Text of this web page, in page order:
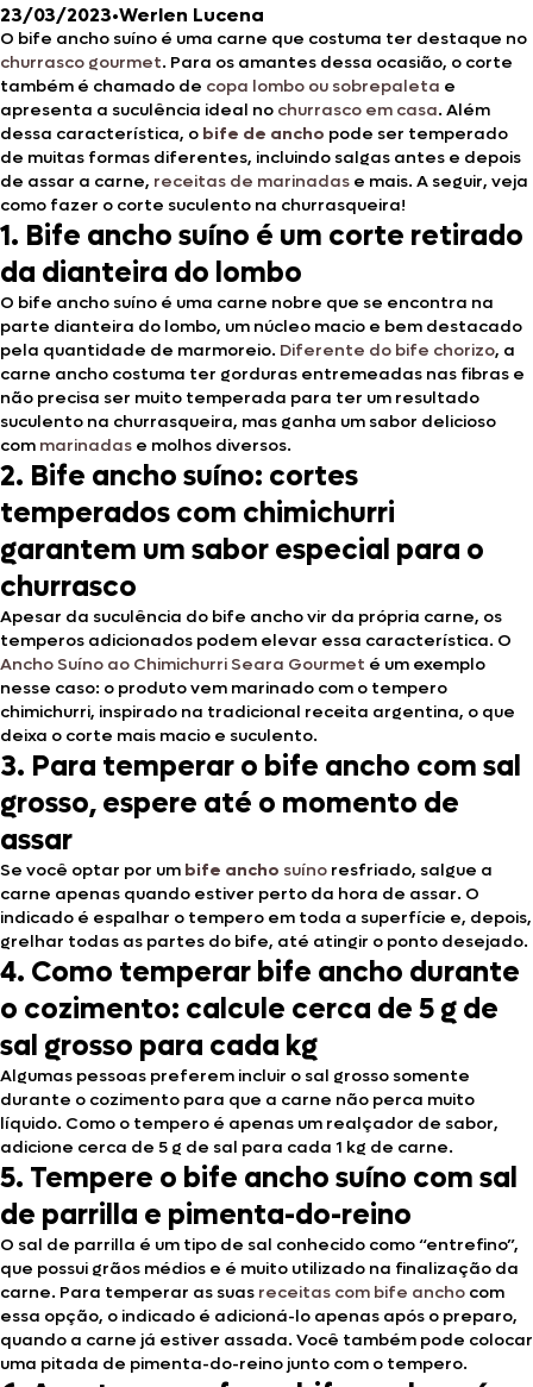
23/03/2023•Werlen Lucena
O bife ancho suíno é uma carne que costuma ter destaque no
churrasco gourmet. Para os amantes dessa ocasião, o corte
também é chamado de copa lombo ou sobrepaleta e
apresenta a suculência ideal no churrasco em casa. Além
dessa característica, o bife de ancho pode ser temperado
de muitas formas diferentes, incluindo salgas antes e depois
de assar a carne, receitas de marinadas e mais. A seguir, veja
como fazer o corte suculento na churrasqueira!
1. Bife ancho suíno é um corte retirado
da dianteira do lombo
O bife ancho suíno é uma carne nobre que se encontra na
parte dianteira do lombo, um núcleo macio e bem destacado
pela quantidade de marmoreio. Diferente do bife chorizo, a
carne ancho costuma ter gorduras entremeadas nas fibras e
não precisa ser muito temperada para ter um resultado
suculento na churrasqueira, mas ganha um sabor delicioso
com marinadas e molhos diversos.
2. Bife ancho suíno: cortes
temperados com chimichurri
garantem um sabor especial para o
churrasco
Apesar da suculência do bife ancho vir da própria carne, os
temperos adicionados podem elevar essa característica. O
Ancho Suíno ao Chimichurri Seara Gourmet é um exemplo
nesse caso: o produto vem marinado com o tempero
chimichurri, inspirado na tradicional receita argentina, o que
deixa o corte mais macio e suculento.
3. Para temperar o bife ancho com sal
grosso, espere até o momento de
assar
Se você optar por um bife ancho suíno resfriado, salgue a
carne apenas quando estiver perto da hora de assar. O
indicado é espalhar o tempero em toda a superfície e, depois,
grelhar todas as partes do bife, até atingir o ponto desejado.
4. Como temperar bife ancho durante
o cozimento: calcule cerca de 5 g de
sal grosso para cada kg
Algumas pessoas preferem incluir o sal grosso somente
durante o cozimento para que a carne não perca muito
líquido. Como o tempero é apenas um realçador de sabor,
adicione cerca de 5 g de sal para cada 1 kg de carne.
5. Tempere o bife ancho suíno com sal
de parrilla e pimenta-do-reino
O sal de parrilla é um tipo de sal conhecido como “entrefino”,
que possui grãos médios e é muito utilizado na finalização da
carne. Para temperar as suas receitas com bife ancho com
essa opção, o indicado é adicioná-lo apenas após o preparo,
quando a carne já estiver assada. Você também pode colocar
uma pitada de pimenta-do-reino junto com o tempero.